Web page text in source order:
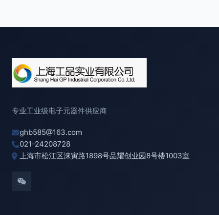
专业工业级电子元器件供应商
ghb585@163.com
021-24208728
上海市松江区涞寅路1898号品耀创业园8号楼1003室